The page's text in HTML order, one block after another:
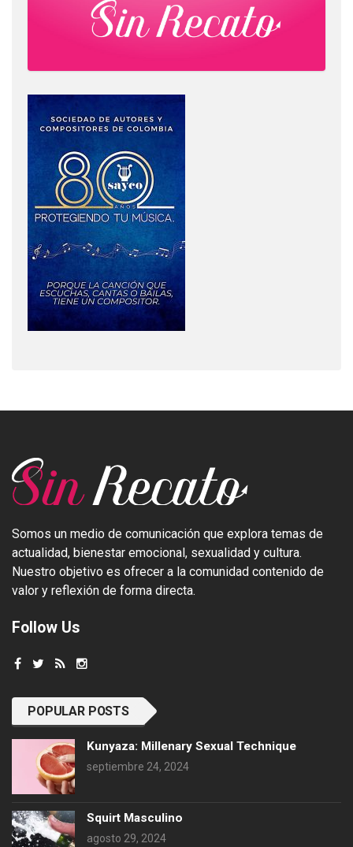
Somos un medio de comunicación que explora temas de
actualidad, bienestar emocional, sexualidad y cultura.
Nuestro objetivo es ofrecer a la comunidad contenido de
valor y reflexión de forma directa.
Follow Us
POPULAR POSTS
Kunyaza: Millenary Sexual Technique
septiembre 24, 2024
Squirt Masculino
agosto 29, 2024